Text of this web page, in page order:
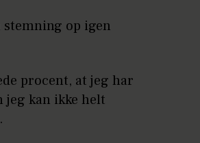
op igen
procent, at jeg har
jeg kan ikke helt